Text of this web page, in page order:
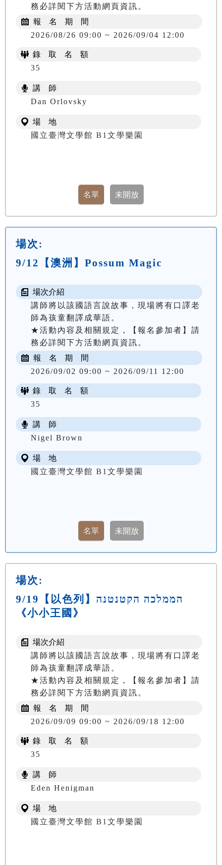
務必詳閱下方活動網頁資訊。
報 名 期 間
2026/08/26 09:00 ~ 2026/09/04 12:00
錄 取 名 額
35
講 師
​​​​​​​Dan Orlovsky
場 地
國立臺灣文學館 B1文學樂園
場次:
9/12【澳洲】Possum Magic
場次介紹
講師將以該國語言說故事，現場將有口譯老
師為孩童翻譯成華語。
★活動內容及相關規定，【報名參加者】請
務必詳閱下方活動網頁資訊。
報 名 期 間
2026/09/02 09:00 ~ 2026/09/11 12:00
錄 取 名 額
35
講 師
Nigel Brown
場 地
國立臺灣文學館 B1文學樂園
場次:
9/19【以色列】הממלכה הקטנטנה
《小小王國》
場次介紹
講師將以該國語言說故事，現場將有口譯老
師為孩童翻譯成華語。
★活動內容及相關規定，【報名參加者】請
務必詳閱下方活動網頁資訊。
報 名 期 間
2026/09/09 09:00 ~ 2026/09/18 12:00
錄 取 名 額
35
講 師
Eden Henigman
場 地
國立臺灣文學館 B1文學樂園